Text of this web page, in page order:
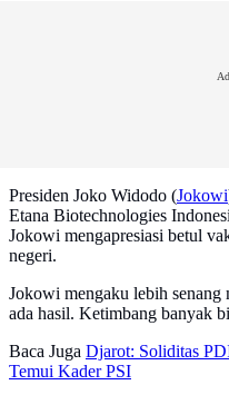
Presiden Joko Widodo (Jokowi
Etana Biotechnologies
Jokowi mengapresiasi betul
negeri.
Jokowi mengaku lebih senang
ada hasil. Ketimbang banyak
Baca Juga Djarot: Soliditas
Temui Kader PSI